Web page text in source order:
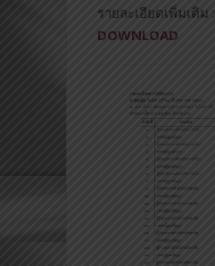
รายละเอียดเพิ่มเติม :
DOWNLOAD